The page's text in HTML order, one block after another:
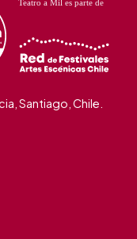
Santiago, Chile.